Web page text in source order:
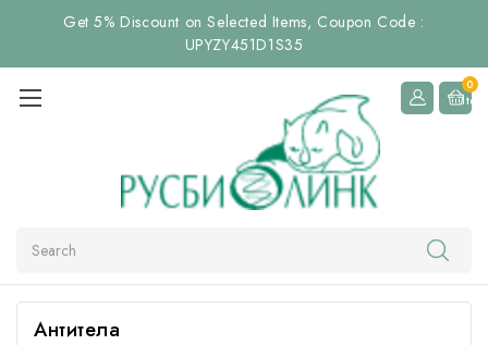
Get 5% Discount on Selected Items, Coupon Code :
UPYZY451D1S35
0
Item
Антитела